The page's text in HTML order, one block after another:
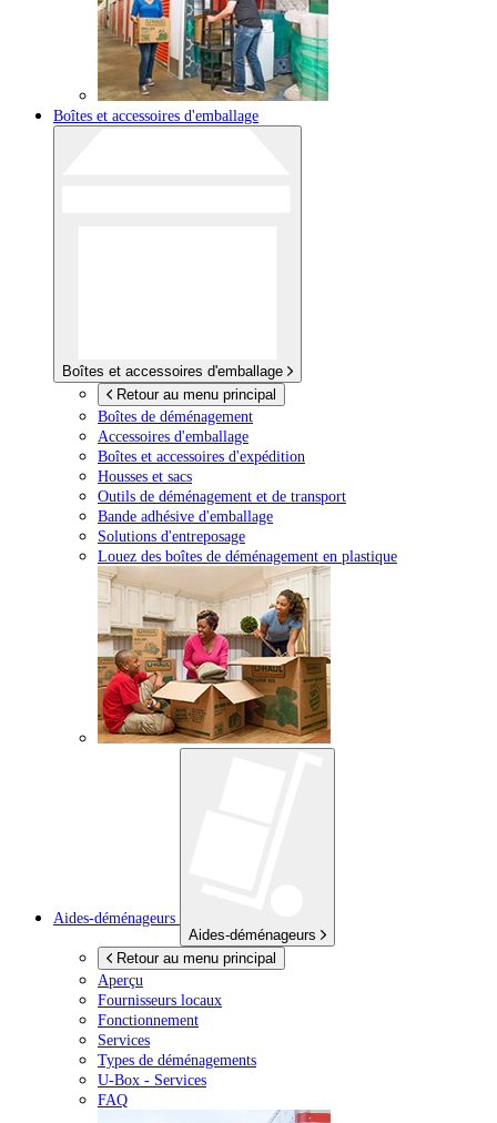
Boîtes et accessoires d'emballage
Boîtes et accessoires d'emballage
Retour au menu principal
Boîtes de déménagement
Accessoires d'emballage
Boîtes et accessoires d'expédition
Housses et sacs
Outils de déménagement et de transport
Bande adhésive d'emballage
Solutions d'entreposage
Louez des boîtes de déménagement en plastique
Aides-déménageurs
Aides-déménageurs
Retour au menu principal
Aperçu
Fournisseurs locaux
Fonctionnement
Services
Types de déménagements
U-Box - Services
FAQ